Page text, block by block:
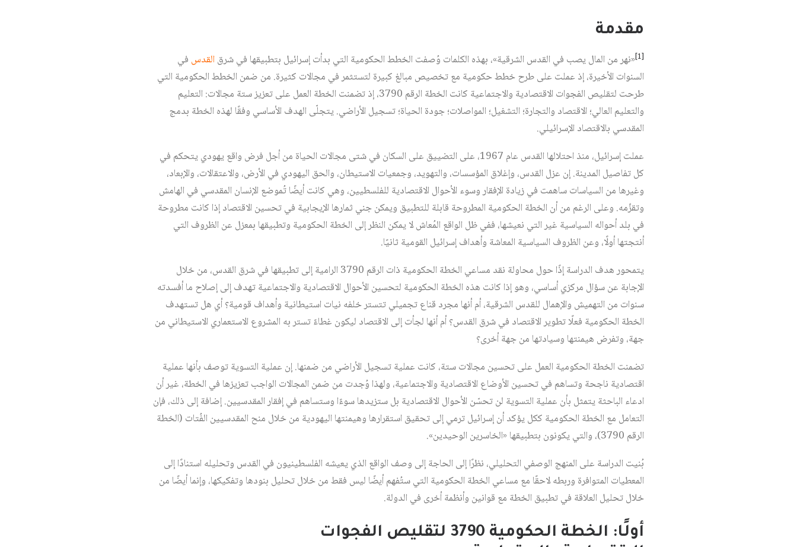
مقدمة
[1] «نهر من المال يصب في القدس الشرقية»، بهذه الكلمات وُصفت الخطط الحكومية التي بدأت إسرائيل بتطبيقها في شرقالقدس في
السنوات الأخيرة، إذ عملت على طرح خطط حكومية مع تخصيص مبالغ كبيرة لتستثمر في مجالات كثيرة. من ضمن الخطط الحكومية التي
طرحت لتقليص الفجوات الاقتصادية والاجتماعية كانت الخطة الرقم 3790، إذ تضمنت الخطة العمل على تعزيز ستة مجالات: التعليم
والتعليم العالي؛ الاقتصاد والتجارة؛ التشغيل؛ المواصلات؛ جودة الحياة؛ تسجيل الأراضي. يتجلّى الهدف الأساسي وفقًا لهذه الخطة بدمج
المقدسي بالاقتصاد الإسرائيلي.
عملت إسرائيل، منذ احتلالها القدس عام 1967، على التضييق على السكان في شتى مجالات الحياة من أجل فرض واقع يهودي يتحكم في
كل تفاصيل المدينة. إن عزل القدس، وإغلاق المؤسسات، والتهويد، وجمعيات الاستيطان، والحق اليهودي في الأرض، والاعتقالات، والإبعاد،
وغيرها من السياسات ساهمت في زيادة الإفقار وسوء الأحوال الاقتصادية للفلسطيين، وهي كانت أيضًا تُموضع الإنسان المقدسي في الهامش
وتقزّمه. وعلى الرغم من أن الخطة الحكومية المطروحة قابلة للتطبيق ويمكن جني ثمارها الإيجابية في تحسين الاقتصاد إذا كانت مطروحة
في بلد أحواله السياسية غير التي نعيشها، ففي ظل الواقع المُعاش لا يمكن النظر إلى الخطة الحكومية وتطبيقها بمعزل عن الظروف التي
أنتجتها أولًا، وعن الظروف السياسية المعاشة وأهداف إسرائيل القومية ثانيًا.
يتمحور هدف الدراسة إذًا حول محاولة نقد مساعي الخطة الحكومية ذات الرقم 3790 الرامية إلى تطبيقها في شرق القدس، من خلال
الإجابة عن سؤال مركزي أساسي، وهو إذا كانت هذه الخطة الحكومية لتحسين الأحوال الاقتصادية والاجتماعية تهدف إلى إصلاح ما أفسدته
سنوات من التهميش والإهمال للقدس الشرقية، أم أنها مجرد قناع تجميلي تتستر خلفه نيات استيطانية وأهداف قومية؟ أي هل تستهدف
الخطة الحكومية فعلًا تطوير الاقتصاد في شرق القدس؟ أم أنها لجأت إلى الاقتصاد ليكون غطاءً تستر به المشروع الاستعماري الاستيطاني من
جهة، وتفرض هيمنتها وسيادتها من جهة أخرى؟
تضمنت الخطة الحكومية العمل على تحسين مجالات ستة، كانت عملية تسجيل الأراضي من ضمنها. إن عملية التسوية توصف بأنها عملية
اقتصادية ناجحة وتساهم في تحسين الأوضاع الاقتصادية والاجتماعية، ولهذا وُجدت من ضمن المجالات الواجب تعزيزها في الخطة، غير أن
ادعاء الباحثة يتمثل بأن عملية التسوية لن تحسّن الأحوال الاقتصادية بل ستزيدها سوءًا وستساهم في إفقار المقدسيين. إضافة إلى ذلك، فإن
التعامل مع الخطة الحكومية ككل يؤكد أن إسرائيل ترمي إلى تحقيق استقرارها وهيمنتها اليهودية من خلال منح المقدسيين الفُتات (الخطة
الرقم 3790)، والتي يكونون بتطبيقها «الخاسرين الوحيدين».
بُنيت الدراسة على المنهج الوصفي التحليلي، نظرًا إلى الحاجة إلى وصف الواقع الذي يعيشه الفلسطينيون في القدس وتحليله استنادًا إلى
المعطيات المتوافرة وربطه لاحقًا مع مساعي الخطة الحكومية التي ستُفهم أيضًا ليس فقط من خلال تحليل بنودها وتفكيكها، وإنما أيضًا من
خلال تحليل العلاقة في تطبيق الخطة مع قوانين وأنظمة أخرى في الدولة.
أولًا: الخطة الحكومية 3790 لتقليص الفجوات